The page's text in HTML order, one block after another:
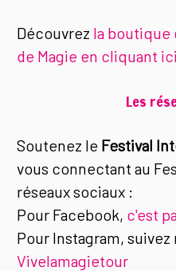
Découvrez la boutique
de Magie en cliquant ici
Les
Soutenez le Festival
vous connectant au
réseaux sociaux :
Pour Facebook, c'est
Pour Instagram, suivez
Vivelamagietour